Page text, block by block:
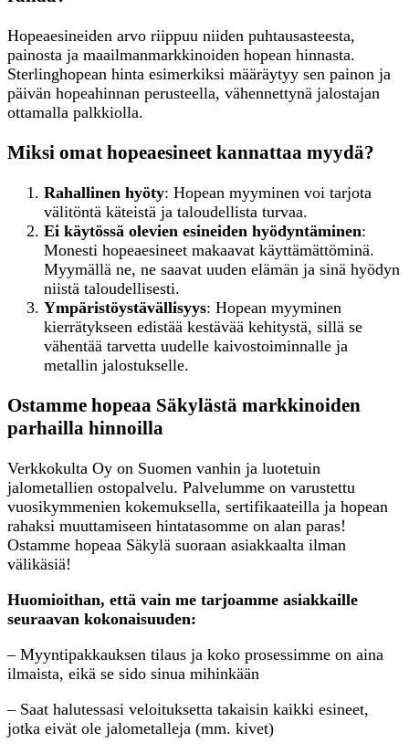
Hopeaesineiden arvo riippuu niiden puhtausasteesta,
painosta ja maailmanmarkkinoiden hopean hinnasta.
Sterlinghopean hinta esimerkiksi määräytyy sen painon ja
päivän hopeahinnan perusteella, vähennettynä jalostajan
ottamalla palkkiolla.
Miksi omat hopeaesineet kannattaa myydä?
Rahallinen hyöty: Hopean myyminen voi tarjota
välitöntä käteistä ja taloudellista turvaa.
Ei käytössä olevien esineiden hyödyntäminen:
Monesti hopeaesineet makaavat käyttämättöminä.
Myymällä ne, ne saavat uuden elämän ja sinä hyödyn
niistä taloudellisesti.
Ympäristöystävällisyys: Hopean myyminen
kierrätykseen edistää kestävää kehitystä, sillä se
vähentää tarvetta uudelle kaivostoiminnalle ja
metallin jalostukselle.
Ostamme hopeaa Säkylästä markkinoiden
parhailla hinnoilla
Verkkokulta Oy on Suomen vanhin ja luotetuin
jalometallien ostopalvelu. Palvelumme on varustettu
vuosikymmenien kokemuksella, sertifikaateilla ja hopean
rahaksi muuttamiseen hintatasomme on alan paras!
Ostamme hopeaa Säkylä suoraan asiakkaalta ilman
välikäsiä!
Huomioithan, että vain me tarjoamme asiakkaille
seuraavan kokonaisuuden:
– Myyntipakkauksen tilaus ja koko prosessimme on aina
ilmaista, eikä se sido sinua mihinkään
– Saat halutessasi veloituksetta takaisin kaikki esineet,
jotka eivät ole jalometalleja (mm. kivet)